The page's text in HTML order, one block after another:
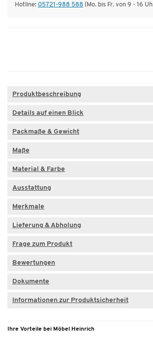
Hotline: 05721-988 588 (Mo. bis Fr. von 9 - 16
Produktbeschreibung
Details auf einen Blick
Packmaße & Gewicht
Maße
Material & Farbe
Ausstattung
Merkmale
Lieferung & Abholung
Frage zum Produkt
Bewertungen
Dokumente
Informationen zur Produktsicherheit
Ihre Vorteile bei Möbel Heinrich